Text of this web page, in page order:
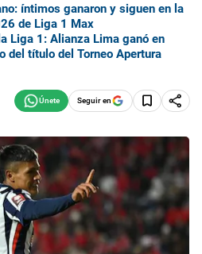
íntimos ganaron y siguen en la
de Liga 1 Max
Liga 1: Alianza Lima ganó en
del título del Torneo Apertura
Seguir en